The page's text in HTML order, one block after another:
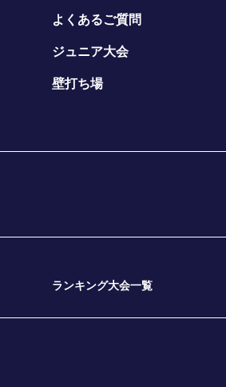
よくあるご質問
ジュニア大会
壁打ち場
ランキング大会一覧